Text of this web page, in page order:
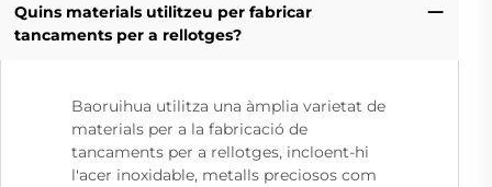
Quins materials utilitzeu per fabricar
tancaments per a rellotges?
Baoruihua utilitza una àmplia varietat de
materials per a la fabricació de
tancaments per a rellotges, incloent-hi
l'acer inoxidable, metalls preciosos com